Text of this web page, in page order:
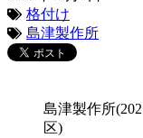
格付け
島津製作所
島津製作所
区)